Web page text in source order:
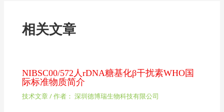
相关文章
NIBSC00/572人rDNA糖基化β干扰素WHO国
际标准物质简介
技术文章/ 作者： 深圳德博瑞生物科技有限公司